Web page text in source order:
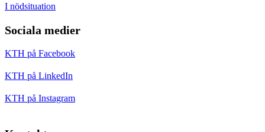
I nödsituation
Sociala medier
KTH på Facebook
KTH på LinkedIn
KTH på Instagram